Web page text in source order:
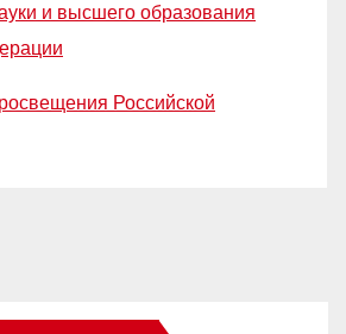
и высшего образования
Российской